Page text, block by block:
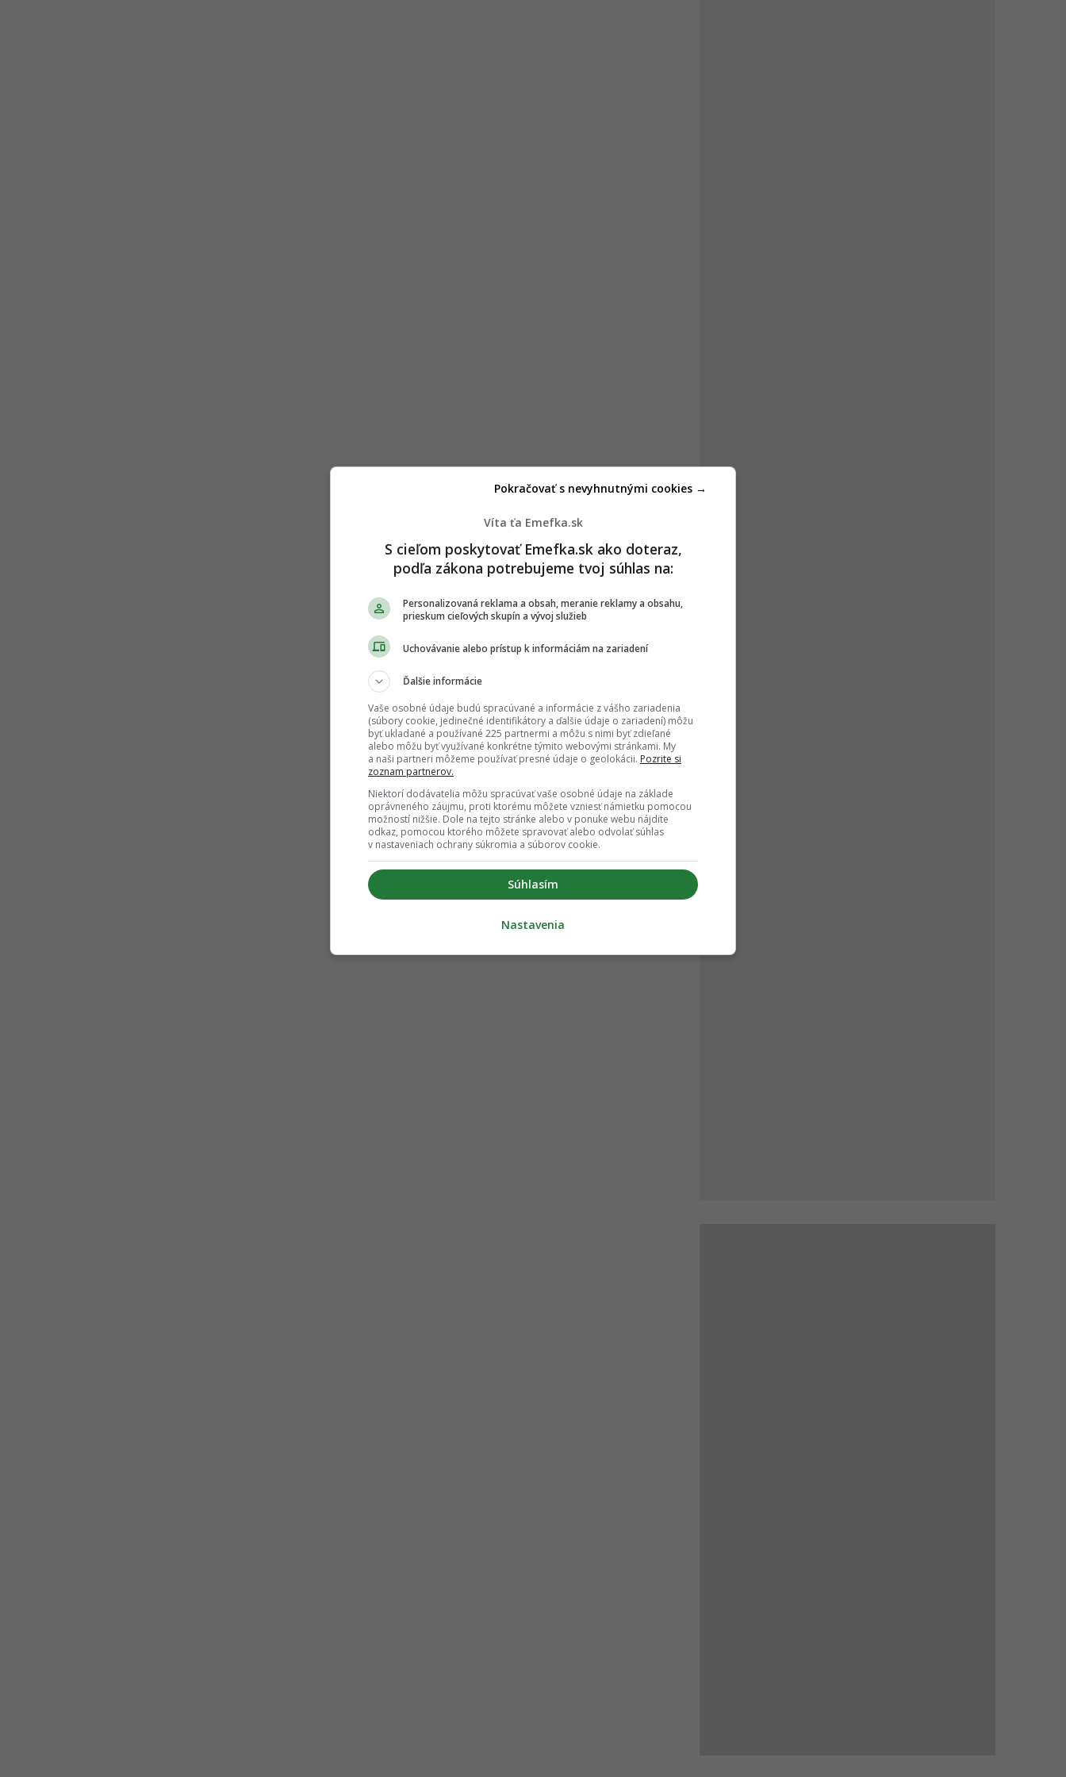
Víta ťa Emefka.sk
S cieľom poskytovať Emefka.sk ako doteraz,
podľa zákona potrebujeme tvoj súhlas na:
Personalizovaná reklama a obsah, meranie reklamy a obsahu,
prieskum cieľových skupín a vývoj služieb
Uchovávanie alebo prístup k informáciám na zariadení
Ďalšie informácie
Vaše osobné údaje budú spracúvané a informácie z vášho zariadenia
(súbory cookie, jedinečné identifikátory a ďalšie údaje o zariadení) môžu
byť ukladané a používané 225 partnermi a môžu s nimi byť zdieľané
alebo môžu byť využívané konkrétne týmito webovými stránkami. My
a naši partneri môžeme používať presné údaje o geolokácii. Pozrite si
zoznam partnerov.
Niektorí dodávatelia môžu spracúvať vaše osobné údaje na základe
oprávneného záujmu, proti ktorému môžete vzniesť námietku pomocou
možností nižšie. Dole na tejto stránke alebo v ponuke webu nájdite
odkaz, pomocou ktorého môžete spravovať alebo odvolať súhlas
v nastaveniach ochrany súkromia a súborov cookie.
Súhlasím
Pokračovať s nevyhnutnými cookies →
Nastavenia